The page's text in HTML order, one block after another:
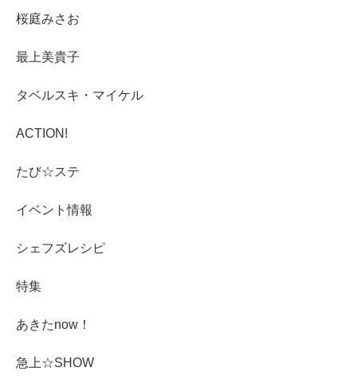
桜庭みさお
最上美貴子
タベルスキ・マイケル
ACTION!
たび☆ステ
イベント情報
シェフズレシピ
特集
あきたnow！
急上☆SHOW